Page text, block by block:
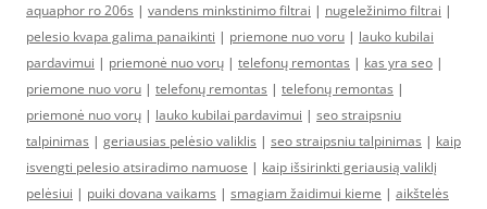
aquaphor ro 206s | vandens minkstinimo filtrai | nugeležinimo filtrai |
pelesio kvapa galima panaikinti | priemone nuo voru | lauko kubilai
pardavimui | priemonė nuo vorų | telefonų remontas | kas yra seo |
priemone nuo voru | telefonų remontas | telefonų remontas |
priemonė nuo vorų | lauko kubilai pardavimui | seo straipsniu
talpinimas | geriausias pelėsio valiklis | seo straipsniu talpinimas | kaip
isvengti pelesio atsiradimo namuose | kaip išsirinkti geriausią valiklį
pelėsiui | puiki dovana vaikams | smagiam žaidimui kieme | aikštelės